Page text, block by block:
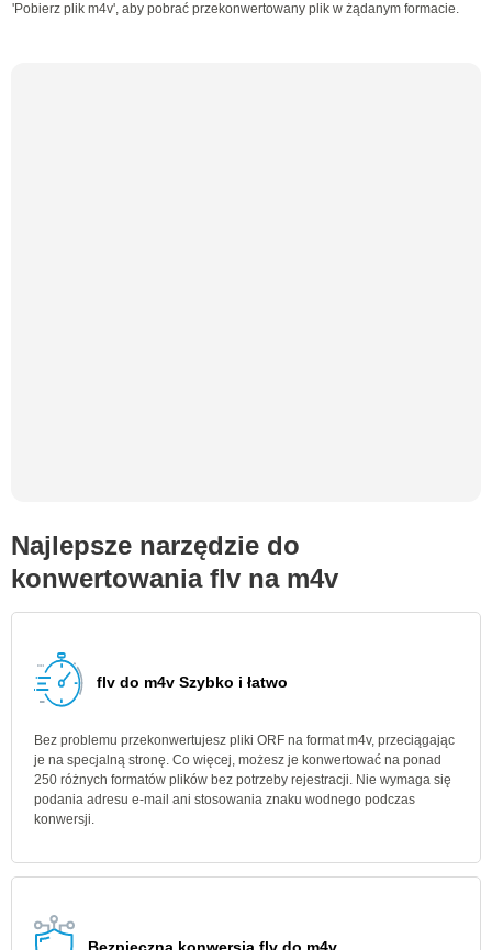
'Pobierz plik m4v', aby pobrać przekonwertowany plik w żądanym formacie.
Najlepsze narzędzie do
konwertowania flv na m4v
flv do m4v Szybko i łatwo
Bez problemu przekonwertujesz pliki ORF na format m4v, przeciągając
je na specjalną stronę. Co więcej, możesz je konwertować na ponad
250 różnych formatów plików bez potrzeby rejestracji. Nie wymaga się
podania adresu e-mail ani stosowania znaku wodnego podczas
konwersji.